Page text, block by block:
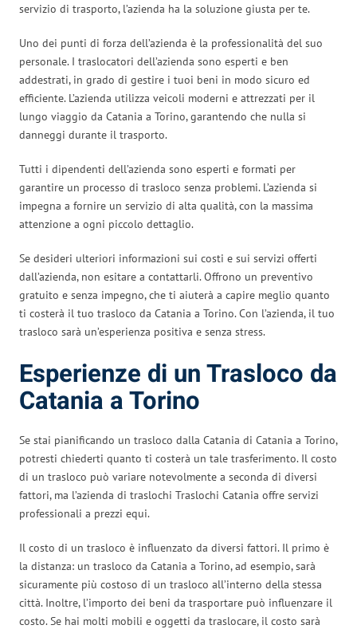
servizio di trasporto, l’azienda ha la soluzione giusta per te.
Uno dei punti di forza dell’azienda è la professionalità del suo
personale. I traslocatori dell’azienda sono esperti e ben
addestrati, in grado di gestire i tuoi beni in modo sicuro ed
efficiente. L’azienda utilizza veicoli moderni e attrezzati per il
lungo viaggio da Catania a Torino, garantendo che nulla si
danneggi durante il trasporto.
Tutti i dipendenti dell’azienda sono esperti e formati per
garantire un processo di trasloco senza problemi. L’azienda si
impegna a fornire un servizio di alta qualità, con la massima
attenzione a ogni piccolo dettaglio.
Se desideri ulteriori informazioni sui costi e sui servizi offerti
dall’azienda, non esitare a contattarli. Offrono un preventivo
gratuito e senza impegno, che ti aiuterà a capire meglio quanto
ti costerà il tuo trasloco da Catania a Torino. Con l’azienda, il tuo
trasloco sarà un’esperienza positiva e senza stress.
Esperienze di un Trasloco da
Catania a Torino
Se stai pianificando un trasloco dalla Catania di Catania a Torino,
potresti chiederti quanto ti costerà un tale trasferimento. Il costo
di un trasloco può variare notevolmente a seconda di diversi
fattori, ma l’azienda di traslochi Traslochi Catania offre servizi
professionali a prezzi equi.
Il costo di un trasloco è influenzato da diversi fattori. Il primo è
la distanza: un trasloco da Catania a Torino, ad esempio, sarà
sicuramente più costoso di un trasloco all’interno della stessa
città. Inoltre, l’importo dei beni da trasportare può influenzare il
costo. Se hai molti mobili e oggetti da traslocare, il costo sarà